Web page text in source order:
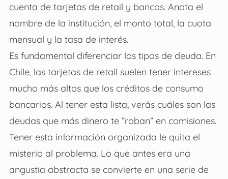
cuenta de tarjetas de retail y bancos. Anota el
nombre de la institución, el monto total, la cuota
mensual y la tasa de interés.
Es fundamental diferenciar los tipos de deuda. En
Chile, las tarjetas de retail suelen tener intereses
mucho más altos que los créditos de consumo
bancarios. Al tener esta lista, verás cuáles son las
deudas que más dinero te “roban” en comisiones.
Tener esta información organizada le quita el
misterio al problema. Lo que antes era una
angustia abstracta se convierte en una serie de